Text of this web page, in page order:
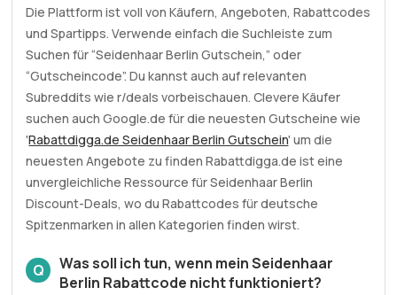
Die Plattform ist voll von Käufern, Angeboten, Rabattcodes
und Spartipps. Verwende einfach die Suchleiste zum
Suchen für “Seidenhaar Berlin Gutschein,” oder
“Gutscheincode”. Du kannst auch auf relevanten
Subreddits wie r/deals vorbeischauen. Clevere Käufer
suchen auch Google.de für die neuesten Gutscheine wie
'Rabattdigga.de Seidenhaar Berlin Gutschein' um die
neuesten Angebote zu finden Rabattdigga.de ist eine
unvergleichliche Ressource für Seidenhaar Berlin
Discount-Deals, wo du Rabattcodes für deutsche
Spitzenmarken in allen Kategorien finden wirst.
Q
Was soll ich tun, wenn mein Seidenhaar
Berlin Rabattcode nicht funktioniert?